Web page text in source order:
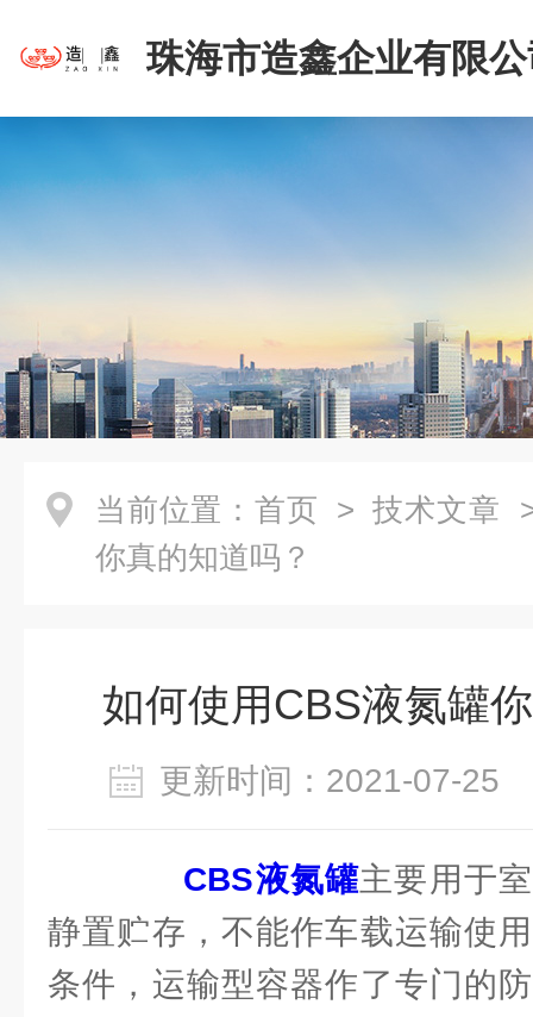
珠海市造鑫企业有限
当前位置： 首页 > 技术文章
你真的知道吗？
如何使用CBS液氮罐
更新时间：2021-07-
CBS液氮罐主要用于
静置贮存，不能作车载运输使
条件，运输型容器作了专门的